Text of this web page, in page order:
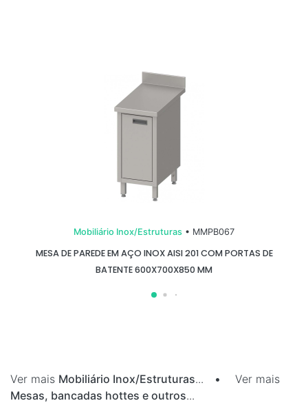
Mobiliário Inox/Estruturas • MMPB067
MESA DE PAREDE EM AÇO INOX AISI 201 COM PORTAS DE
BATENTE 600X700X850 MM
Ver mais Mobiliário Inox/Estruturas... • Ver mais
Mesas, bancadas hottes e outros...